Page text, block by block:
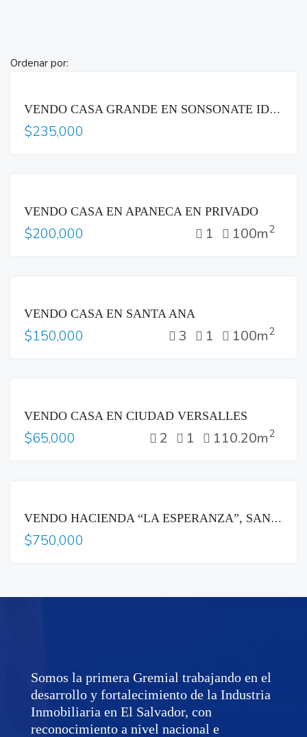
Ordenar por:
VENDO CASA GRANDE EN SONSONATE IDEAL PARA INVERSIÓN
$235,000
VENDO CASA EN APANECA EN PRIVADO
$200,000 1 100m2
VENDO CASA EN SANTA ANA
$150,000 3 1 100m2
VENDO CASA EN CIUDAD VERSALLES
$65,000 2 1 110.20m2
VENDO HACIENDA “LA ESPERANZA”, SAN PEDRO NONUALCO, ZACATECOLUCA
$750,000
Somos la primera Gremial trabajando en el
desarrollo y fortalecimiento de la Industria
Inmobiliaria en El Salvador, con
reconocimiento a nivel nacional e